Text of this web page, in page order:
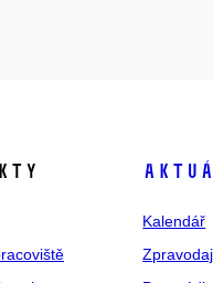
Kalendář